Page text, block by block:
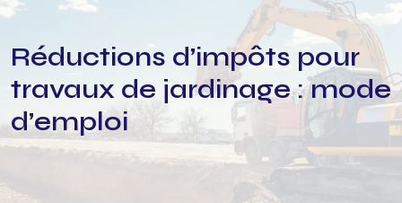
Réductions d’impôts pour
travaux de jardinage : mode
d’emploi